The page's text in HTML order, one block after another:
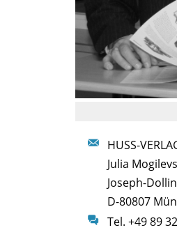
HUSS-
Julia
Joseph-
D-80807
Tel. +49 89